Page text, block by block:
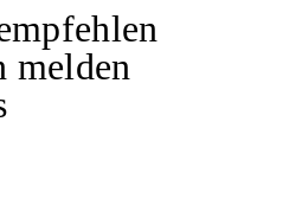
melden